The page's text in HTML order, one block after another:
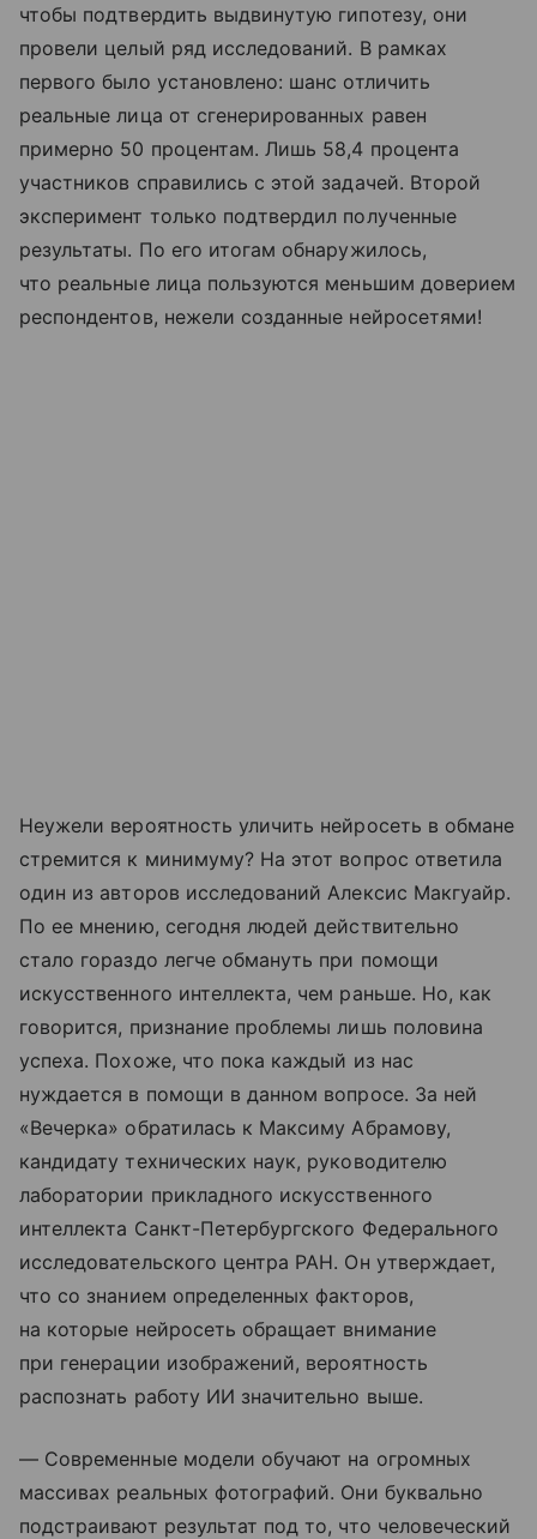
чтобы подтвердить выдвинутую гипотезу, они
провели целый ряд исследований. В рамках
первого было установлено: шанс отличить
реальные лица от сгенерированных равен
примерно 50 процентам. Лишь 58,4 процента
участников справились с этой задачей. Второй
эксперимент только подтвердил полученные
результаты. По его итогам обнаружилось,
что реальные лица пользуются меньшим доверием
респондентов, нежели созданные нейросетями!
Неужели вероятность уличить нейросеть в обмане
стремится к минимуму? На этот вопрос ответила
один из авторов исследований Алексис Макгуайр.
По ее мнению, сегодня людей действительно
стало гораздо легче обмануть при помощи
искусственного интеллекта, чем раньше. Но, как
говорится, признание проблемы лишь половина
успеха. Похоже, что пока каждый из нас
нуждается в помощи в данном вопросе. За ней
«Вечерка» обратилась к Максиму Абрамову,
кандидату технических наук, руководителю
лаборатории прикладного искусственного
интеллекта Санкт-Петербургского Федерального
исследовательского центра РАН. Он утверждает,
что со знанием определенных факторов,
на которые нейросеть обращает внимание
при генерации изображений, вероятность
распознать работу ИИ значительно выше.
— Современные модели обучают на огромных
массивах реальных фотографий. Они буквально
подстраивают результат под то, что человеческий